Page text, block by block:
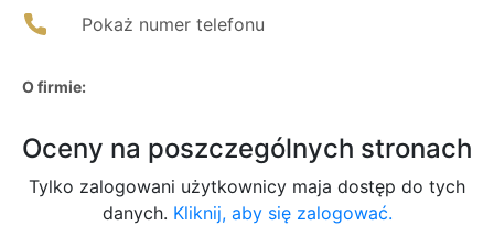
Pokaż numer telefonu
O firmie:
Oceny na poszczególnych stronach
Tylko zalogowani użytkownicy maja dostęp do tych
danych. Kliknij, aby się zalogować.